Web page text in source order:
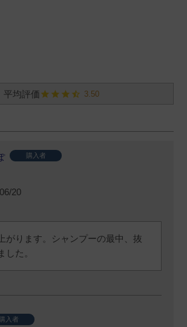
3.50
購入者
20
がります。シャンプーの最中、抜
した。
購入者